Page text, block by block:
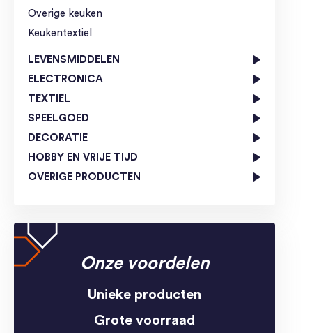
Overige keuken
Keukentextiel
LEVENSMIDDELEN
ELECTRONICA
TEXTIEL
SPEELGOED
DECORATIE
HOBBY EN VRIJE TIJD
OVERIGE PRODUCTEN
Onze voordelen
Unieke producten
Grote voorraad